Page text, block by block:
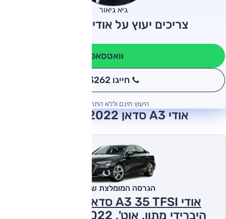
גיא גיאור
צריכים יעוץ על אודי A3 סדאן?
וואטסאפ
חייגו 3262
היעוץ חינם וללא התחייבות
אודי A3 סדאן 2022 חוות דעת
הגרסה המומלצת של אוטו
היברידי מתון, אוט', Advanced 2022